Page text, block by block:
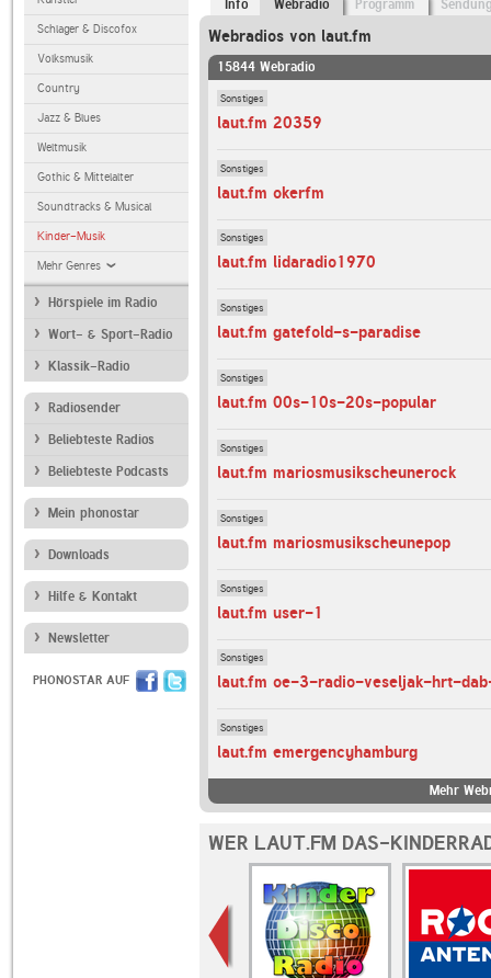
Schlager & Discofox
Volksmusik
Country
Jazz & Blues
Weltmusik
Gothic & Mittelalter
Soundtracks & Musical
Kinder-Musik
Mehr Genres
Hörspiele im Radio
Wort- & Sport-Radio
Klassik-Radio
Radiosender
Beliebteste Radios
Beliebteste Podcasts
Mein phonostar
Downloads
Hilfe & Kontakt
Newsletter
PHONOSTAR AUF
Info Webradio Programm
Webradios von laut.fm
15844 Webradio
Sonstiges
laut.fm 20359
Sonstiges
laut.fm okerfm
Sonstiges
laut.fm lidaradio1970
Sonstiges
laut.fm gatefold-s-paradise
Sonstiges
laut.fm 00s-10s-20s-popular
Sonstiges
laut.fm mariosmusikscheunerock
Sonstiges
laut.fm mariosmusikscheunepop
Sonstiges
laut.fm user-1
Sonstiges
laut.fm oe-3-radio-veseljak-hrt-
Sonstiges
laut.fm emergencyhamburg
Mehr
WER LAUT.FM DAS-